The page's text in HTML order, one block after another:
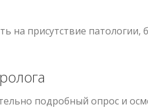
на присутствие патологии,
подробный опрос и